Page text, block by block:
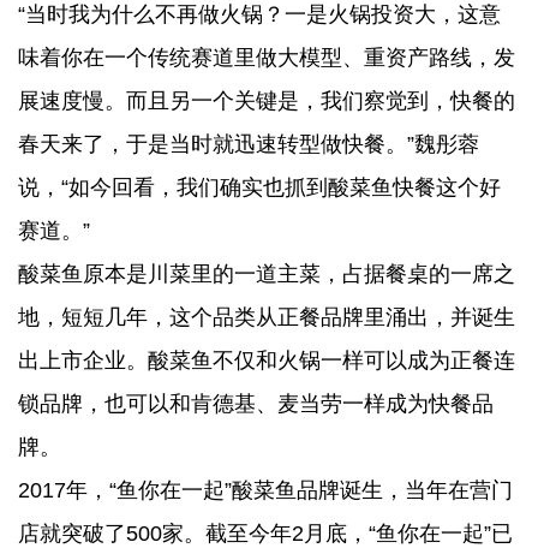
“当时我为什么不再做火锅？一是火锅投资大，这意
味着你在一个传统赛道里做大模型、重资产路线，发
展速度慢。而且另一个关键是，我们察觉到，快餐的
春天来了，于是当时就迅速转型做快餐。”魏彤蓉
说，“如今回看，我们确实也抓到酸菜鱼快餐这个好
赛道。”
酸菜鱼原本是川菜里的一道主菜，占据餐桌的一席之
地，短短几年，这个品类从正餐品牌里涌出，并诞生
出上市企业。酸菜鱼不仅和火锅一样可以成为正餐连
锁品牌，也可以和肯德基、麦当劳一样成为快餐品
牌。
2017年，“鱼你在一起”酸菜鱼品牌诞生，当年在营门
店就突破了500家。截至今年2月底，“鱼你在一起”已